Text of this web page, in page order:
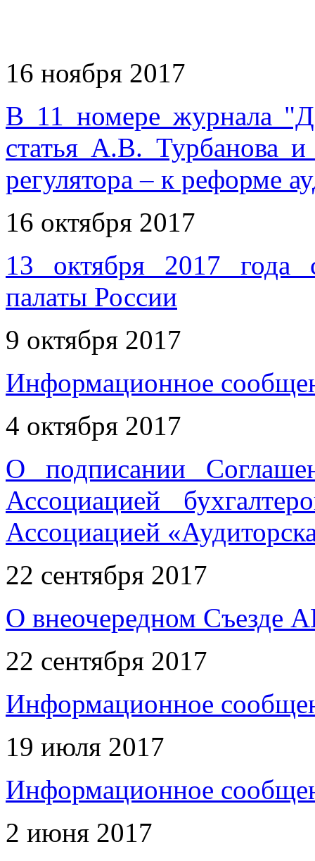
16 ноября 2017
В 11 номере журнала
статья А.В. Турбанова
регулятора – к реформе
16 октября 2017
13 октября 2017 года
палаты России
9 октября 2017
Информационное
4 октября 2017
О подписании
Ассоциацией
Ассоциацией
22 сентября 2017
О внеочередном Съезде
22 сентября 2017
Информационное
19 июля 2017
Информационное
2 июня 2017